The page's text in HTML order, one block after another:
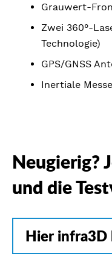
Grauwert-
Zwei 360°-
Technologie)
GPS/GNSS
Inertiale
Neugierig?
und die
Hier infra3D